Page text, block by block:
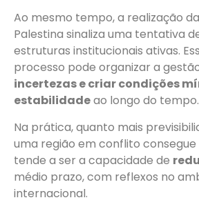
Ao mesmo tempo, a realização
Palestina sinaliza uma tentativa
estruturas institucionais ativas.
processo pode organizar a
incertezas e criar condições
estabilidadeao longo do tempo.
Na prática, quanto mais
uma região em conflito
tende a ser a capacidade de
médio prazo, com reflexos no
internacional.